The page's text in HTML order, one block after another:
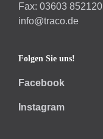
Fax: 03603 852120
info@traco.de
Folgen Sie uns!
Facebook
Instagram